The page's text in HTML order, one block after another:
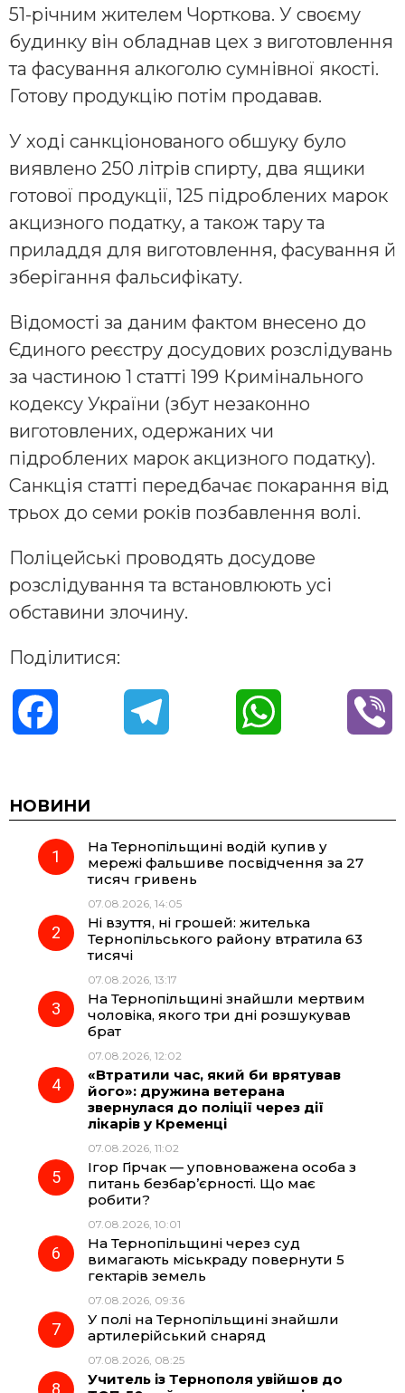
51-річним жителем Чорткова. У своєму
будинку він обладнав цех з виготовлення
та фасування алкоголю сумнівної якості.
Готову продукцію потім продавав.
У ході санкціонованого обшуку було
виявлено 250 літрів спирту, два ящики
готової продукції, 125 підроблених марок
акцизного податку, а також тару та
приладдя для виготовлення, фасування й
зберігання фальсифікату.
Відомості за даним фактом внесено до
Єдиного реєстру досудових розслідувань
за частиною 1 статті 199 Кримінального
кодексу України (збут незаконно
виготовлених, одержаних чи
підроблених марок акцизного податку).
Санкція статті передбачає покарання від
трьох до семи років позбавлення волі.
Поліцейські проводять досудове
розслідування та встановлюють усі
обставини злочину.
Поділитися:
c
e
o
k
e
r
a
t
A
НОВИНИ
На Тернопільщині водій купив у
мережі фальшиве посвідчення за 27
тисяч гривень
07.08.2026, 14:05
Ні взуття, ні грошей: жителька
Тернопільського району втратила 63
тисячі
07.08.2026, 13:17
На Тернопільщині знайшли мертвим
чоловіка, якого три дні розшукував
брат
07.08.2026, 12:02
«Втратили час, який би врятував
його»: дружина ветерана
звернулася до поліції через дії
лікарів у Кременці
07.08.2026, 11:02
Ігор Гірчак — уповноважена особа з
питань безбар’єрності. Що має
робити?
07.08.2026, 10:01
На Тернопільщині через суд
вимагають міськраду повернути 5
гектарів земель
07.08.2026, 09:36
У полі на Тернопільщині знайшли
артилерійський снаряд
07.08.2026, 08:25
Учитель із Тернополя увійшов до